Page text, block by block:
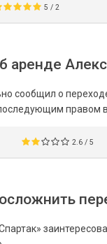
5 / 2
аренде
сообщил о
правом
2.6 / 5